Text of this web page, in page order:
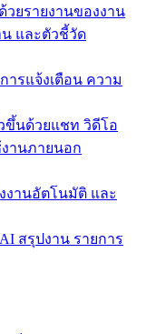
วยรายงานของงาน
และตัวชี้วัด
ารแจ้งเตือน ความ
ขึ้นด้วยแชท วิดีโอ
านภายนอก
งานอัตโนมัติ และ
สรุปงาน รายการ